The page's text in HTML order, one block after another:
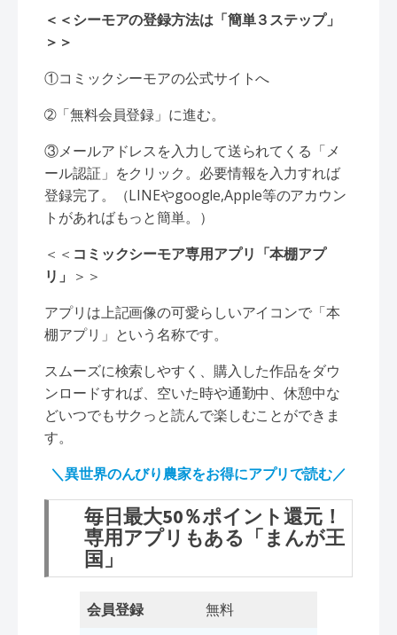
＜＜シーモアの登録方法は「簡単３ステップ」
＞＞
①コミックシーモアの公式サイトへ
➁「無料会員登録」に進む。
③メールアドレスを入力して送られてくる「メ
ール認証」をクリック。必要情報を入力すれば
登録完了。（LINEやgoogle,Apple等のアカウン
トがあればもっと簡単。）
＜＜ コミックシーモア専用アプリ「本棚アプ
リ」 ＞＞
アプリは上記画像の可愛らしいアイコンで「本
棚アプリ」という名称です。
スムーズに検索しやすく、購入した作品をダウ
ンロードすれば、空いた時や通勤中、休憩中な
どいつでもサクっと読んで楽しむことができま
す。
＼異世界のんびり農家をお得にアプリで読む／
毎日最大50％ポイント還元！
専用アプリもある「まんが王
国」
会員登録 無料